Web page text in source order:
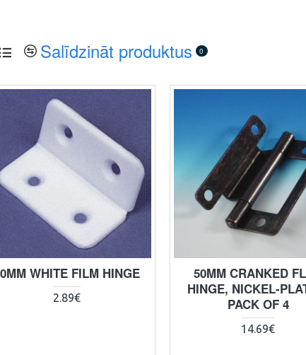
Salīdzināt produktus 0
WHITE FILM HINGE
2.89€
50MM CRANKED
HINGE, NICKEL-
PACK OF 4
14.69€